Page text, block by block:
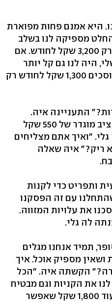
היא אמנם פחות מפוארת
מספיקה לנו בשלב
זה, ואנחנו משלמים עבורה רק 3,200 שקל לחודש. אם
היה לנו גם קל יותר
להפגש לקפה וגם הייתם חוסכים 1,300 שקל לחודש רק
התעניינה איה.
"אנחנו מתנהלים על פי תקציב מוגדר של 550 שקל
"ואיך אתם מצליחים
ריק?" איה שאלה
ותפריט כדי לקנות
עם זה הפסקנו
את עלויות המזווה.
לה גלי.
תמיד אנחנו מגלים
מספיק אוכל. איך
הקשתה איה. "הכל
את הקניות וגם מבטיח
שלא נשכח שום דבר. והנה עוד 1,800 שקל שאפשר